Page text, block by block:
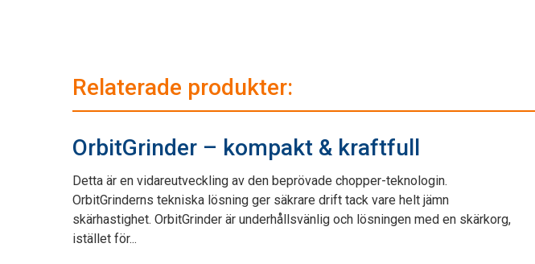
Relaterade produkter:
OrbitGrinder – kompakt & kraftfull
Detta är en vidareutveckling av den beprövade chopper-teknologin.
OrbitGrinderns tekniska lösning ger säkrare drift tack vare helt jämn
skärhastighet. OrbitGrinder är underhållsvänlig och lösningen med en skärkorg,
istället för...